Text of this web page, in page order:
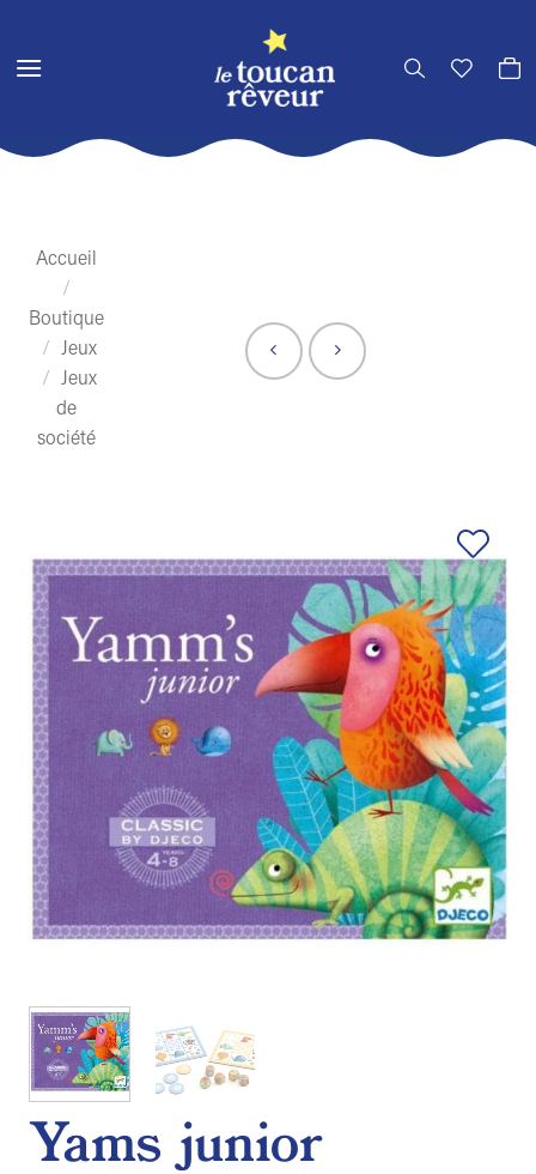
contenu
Accueil
/
Boutique
/
Jeux
/
Jeux
de
société
Ajouter
à la liste
de
souhaits
Yams junior